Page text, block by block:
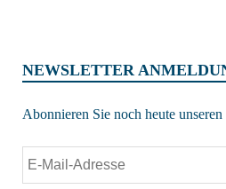
NEWSLETTER
Abonnieren Sie noch heute